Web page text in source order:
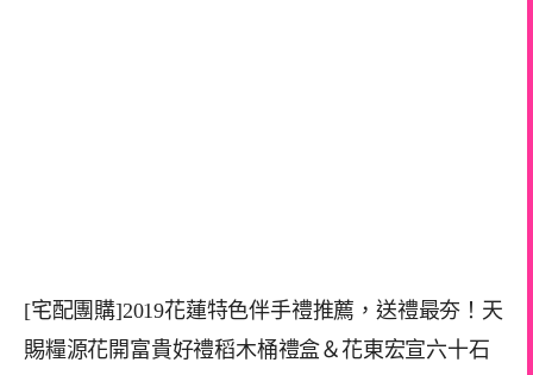
[宅配團購]2019花蓮特色伴手禮推薦，送禮最夯！天
賜糧源花開富貴好禮稻木桶禮盒＆花東宏宣六十石